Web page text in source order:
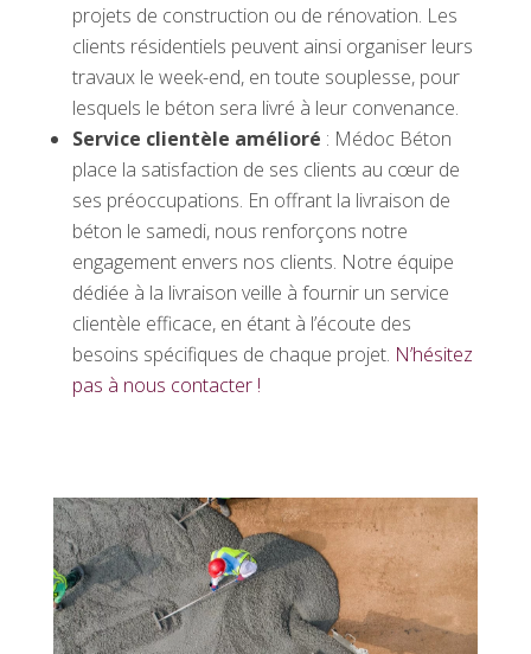
projets de construction ou de rénovation. Les
clients résidentiels peuvent ainsi organiser leurs
travaux le week-end, en toute souplesse, pour
lesquels le béton sera livré à leur convenance.
Service clientèle amélioré : Médoc Béton
place la satisfaction de ses clients au cœur de
ses préoccupations. En offrant la livraison de
béton le samedi, nous renforçons notre
engagement envers nos clients. Notre équipe
dédiée à la livraison veille à fournir un service
clientèle efficace, en étant à l’écoute des
besoins spécifiques de chaque projet. N’hésitez
pas à nous contacter !